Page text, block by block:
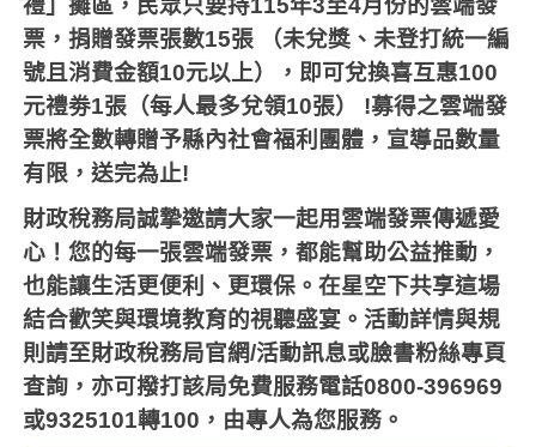
禮」攤區，民眾只要持115年3至4月份的雲端發
票，捐贈發票張數15張
（未兌獎、未登打統一編
號且消費金額10元以上），即可兌換喜互惠100
元禮劵1張（每人最多兌領10張） !募得之雲端發
票將全數轉贈予縣內社會福利團體，宣導品數量
有限，送完為止!
財政稅務局誠摯邀請大家一起用雲端發票傳遞愛
心！您的每一張雲端發票，都能幫助公益推動，
也能讓生活更便利、更環保。在星空下共享這場
結合歡笑與環境教育的視聽盛宴。活動詳情與規
則請至財政稅務局官網/活動訊息或臉書粉絲專頁
查詢，亦可撥打該局免費服務電話0800-396969
或9325101轉100 ，由專人為您服務。